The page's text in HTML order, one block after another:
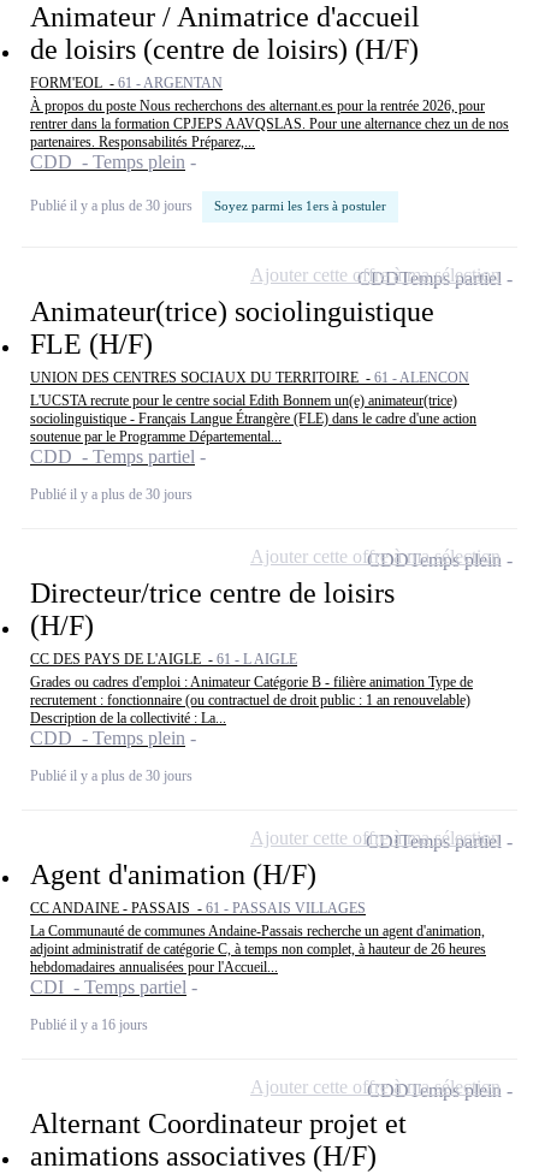
Animateur / Animatrice d'accueil
de loisirs (centre de loisirs) (H/F)
FORM'EOL - 61 - ARGENTAN
À propos du poste Nous recherchons des alternant.es pour la rentrée 2026, pour
rentrer dans la formation CPJEPS AAVQSLAS. Pour une alternance chez un de nos
partenaires. Responsabilités Préparez,...
CDD - Temps plein
Publié il y a plus de 30 jours Soyez parmi les 1ers à postuler
Animateur(trice) sociolinguistique
FLE (H/F)
UNION DES CENTRES SOCIAUX DU TERRITOIRE - 61 - ALENCON
L'UCSTA recrute pour le centre social Edith Bonnem un(e) animateur(trice)
sociolinguistique - Français Langue Étrangère (FLE) dans le cadre d'une action
soutenue par le Programme Départemental...
CDD - Temps partiel
Publié il y a plus de 30 jours
CDDTemps partiel
Ajouter cette offre à ma sélection
Directeur/trice centre de loisirs
(H/F)
CC DES PAYS DE L'AIGLE - 61 - L AIGLE
Grades ou cadres d'emploi : Animateur Catégorie B - filière animation Type de
recrutement : fonctionnaire (ou contractuel de droit public : 1 an renouvelable)
Description de la collectivité : La...
CDD - Temps plein
Publié il y a plus de 30 jours
CDDTemps plein
Ajouter cette offre à ma sélection
Agent d'animation (H/F)
CC ANDAINE - PASSAIS - 61 - PASSAIS VILLAGES
La Communauté de communes Andaine-Passais recherche un agent d'animation,
adjoint administratif de catégorie C, à temps non complet, à hauteur de 26 heures
hebdomadaires annualisées pour l'Accueil...
CDI - Temps partiel
Publié il y a 16 jours
CDITemps partiel
Ajouter cette offre à ma sélection
Alternant Coordinateur projet et
animations associatives (H/F)
CDDTemps plein
Ajouter cette offre à ma sélection